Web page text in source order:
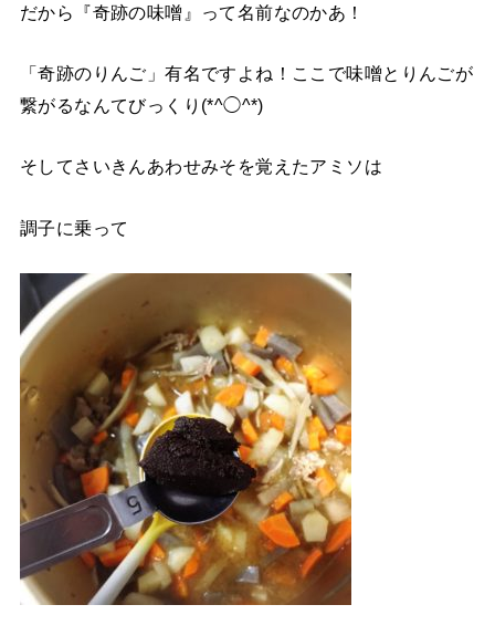
だから『奇跡の味噌』って名前なのかあ！
「奇跡のりんご」有名ですよね！ここで味噌とりんごが
繋がるなんてびっくり(*^◯^*)
そしてさいきんあわせみそを覚えたアミソは
調子に乗って